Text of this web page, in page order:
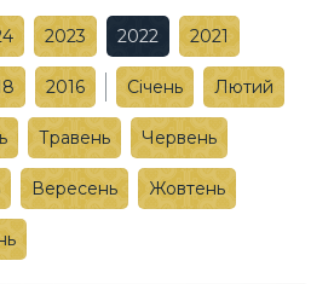
2023 2022 2021
2016 Січень Лютий
Травень Червень
Вересень Жовтень